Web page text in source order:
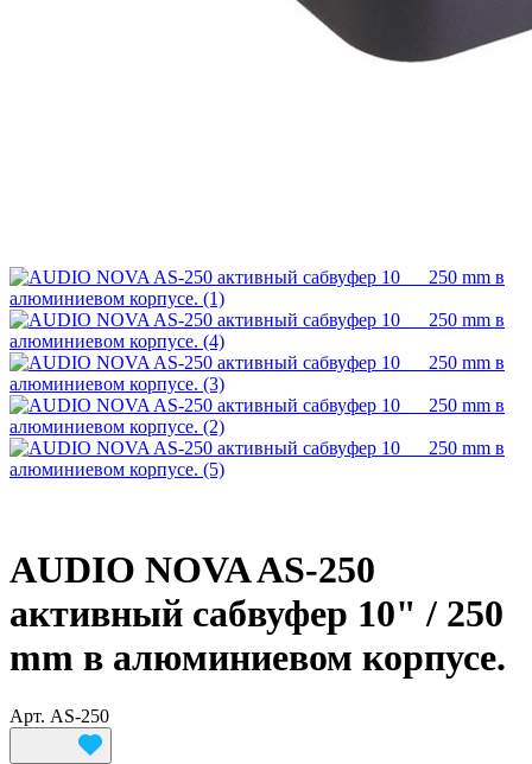
AUDIO NOVA AS-250
активный сабвуфер 10" / 250
mm в алюминиевом корпусе.
Арт. AS-250